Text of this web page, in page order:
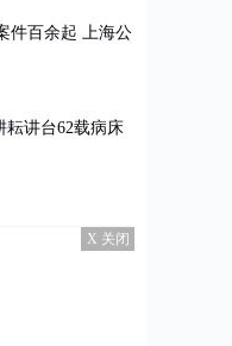
件百余起 上海公
耘讲台62载病床
X 关闭